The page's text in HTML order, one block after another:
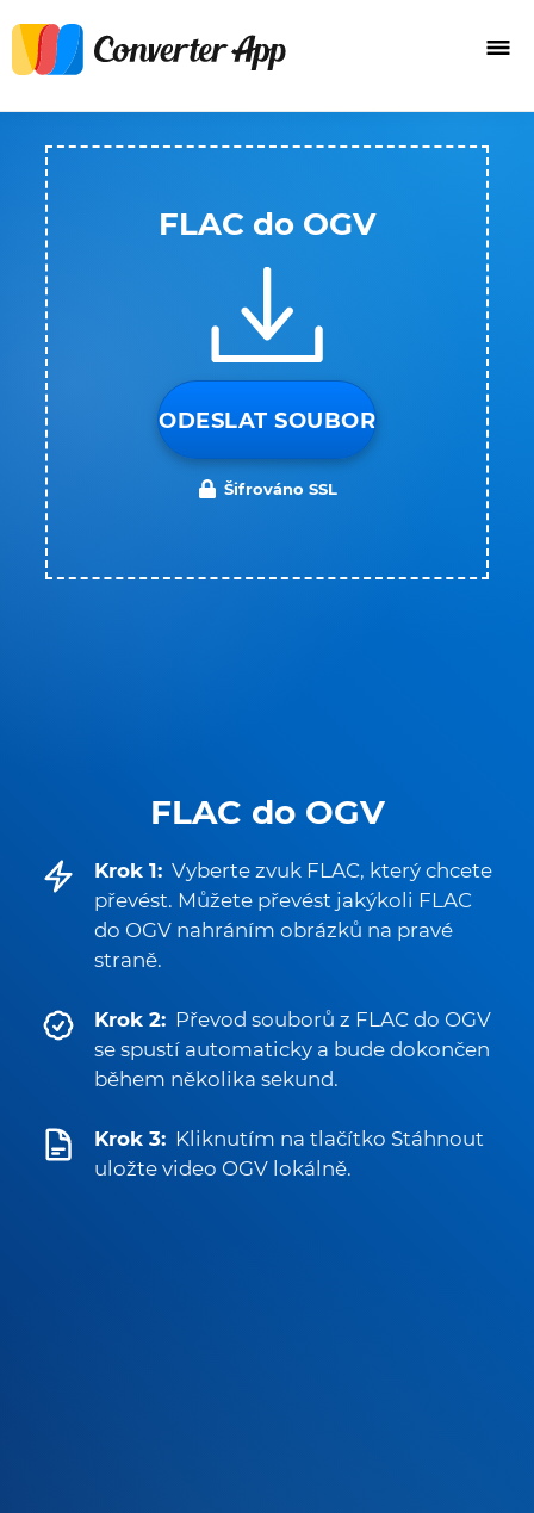
FLAC do OGV
Krok 1: Vyberte zvuk FLAC, který chcete
převést. Můžete převést jakýkoli FLAC
do OGV nahráním obrázků na pravé
straně.
Krok 2: Převod souborů z FLAC do OGV
se spustí automaticky a bude dokončen
během několika sekund.
Krok 3: Kliknutím na tlačítko Stáhnout
uložte video OGV lokálně.
FLAC do OGV
ODESLAT SOUBOR
Šifrováno SSL